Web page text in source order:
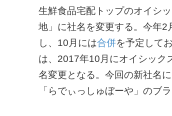
生鮮食品宅配トップのオイシ
地」に社名を変更する。今年
し、10月には合併を予定して
は、2017年10月にオイシック
名変更となる。今回の新社名
「らでぃっしゅぼーや」のブ